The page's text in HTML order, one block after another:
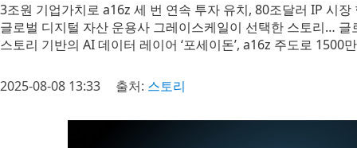
3조원 기업가치로 a16z 세 번 연속 투자 유치, 80조달러 IP 시장
글로벌 디지털 자산 운용사 그레이스케일이 선택한 스토리… 글
스토리 기반의 AI 데이터 레이어 ‘포세이돈’, a16z 주도로 1500
2025-08-08 13:33 출처: 스토리